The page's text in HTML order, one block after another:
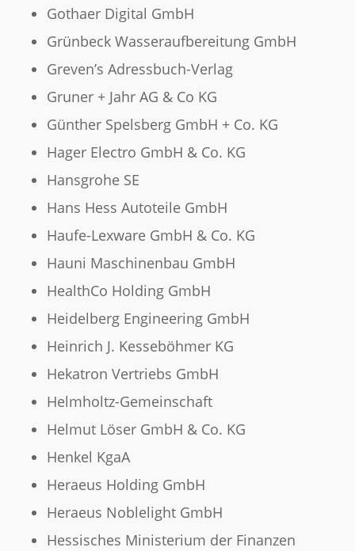
Gothaer Digital GmbH
Grünbeck Wasseraufbereitung GmbH
Greven’s Adressbuch-Verlag
Gruner + Jahr AG & Co KG
Günther Spelsberg GmbH + Co. KG
Hager Electro GmbH & Co. KG
Hansgrohe SE
Hans Hess Autoteile GmbH
Haufe-Lexware GmbH & Co. KG
Hauni Maschinenbau GmbH
HealthCo Holding GmbH
Heidelberg Engineering GmbH
Heinrich J. Kesseböhmer KG
Hekatron Vertriebs GmbH
Helmholtz-Gemeinschaft
Helmut Löser GmbH & Co. KG
Henkel KgaA
Heraeus Holding GmbH
Heraeus Noblelight GmbH
Hessisches Ministerium der Finanzen